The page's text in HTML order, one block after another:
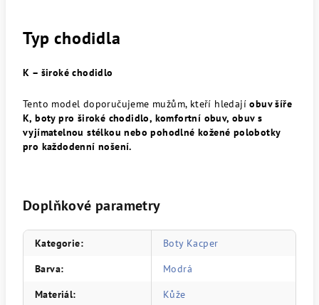
Typ chodidla
K – široké chodidlo
Tento model doporučujeme mužům, kteří hledajíobuv šíře
K, boty pro široké chodidlo, komfortní obuv, obuv s
vyjímatelnou stélkou nebo pohodlné kožené polobotky
pro každodenní nošení.
Doplňkové parametry
Kategorie:
Boty Kacper
Barva:
Modrá
Materiál:
Kůže